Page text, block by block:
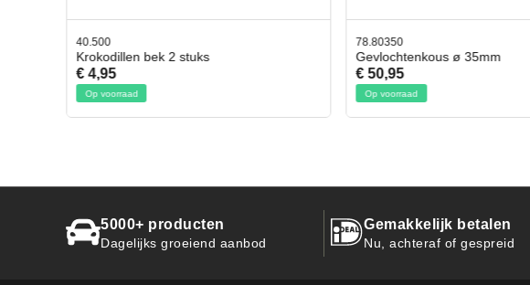
40.500
Krokodillen bek 2 stuks
€ 4,95
Op voorraad
78.80350
Gevlochtenkous ø 35mm
€ 50,95
Op voorraad
5000+ producten
Dagelijks groeiend aanbod
Gemakkelijk betalen
Nu, achteraf of gespreid